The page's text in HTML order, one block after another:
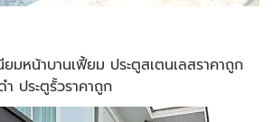
ยมหน้าบานเฟี้ยม ประตูสเตนเลสราคาถูก
ประตูรั้วราคาถูก